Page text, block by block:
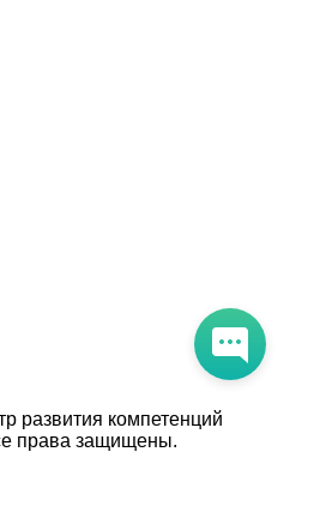
деятельность Л035-
развития компетенций
права защищены.